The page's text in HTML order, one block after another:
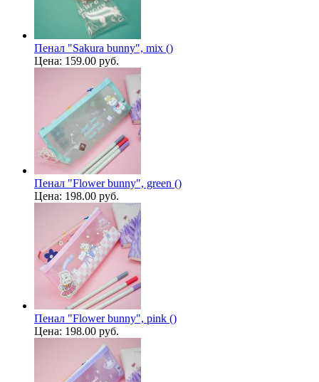
Пенал "Sakura bunny", mix ()
Цена: 159.00 руб.
Пенал "Flower bunny", green ()
Цена: 198.00 руб.
Пенал "Flower bunny", pink ()
Цена: 198.00 руб.